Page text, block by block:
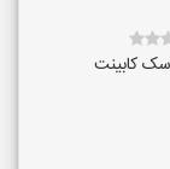
کابینت